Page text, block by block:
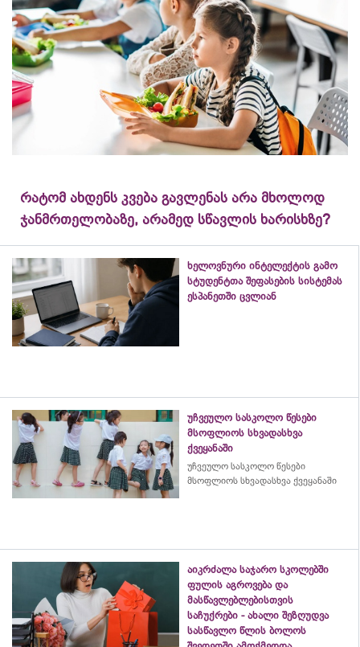
რატომ ახდენს კვება გავლენას არა მხოლოდ
ჯანმრთელობაზე, არამედ სწავლის ხარისხზე?
ხელოვნური ინტელექტის გამო
სტუდენტთა შეფასების სისტემას
ესპანეთში ცვლიან
უჩვეულო სასკოლო წესები
მსოფლიოს სხვადასხვა
ქვეყანაში
უჩვეულო სასკოლო წესები
მსოფლიოს სხვადასხვა ქვეყანაში
აიკრძალა საჯარო სკოლებში
ფულის აგროვება და
მასწავლებლებისთვის
საჩუქრები - ახალი შეზღუდვა
სასწავლო წლის ბოლოს